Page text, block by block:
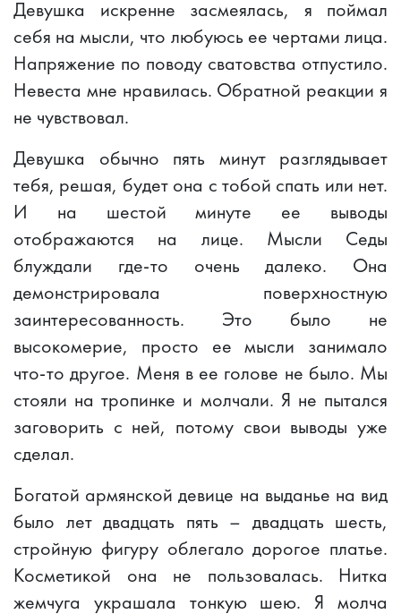
Девушка искренне засмеялась, я поймал
себя на мысли, что любуюсь ее чертами лица.
Напряжение по поводу сватовства отпустило.
Невеста мне нравилась. Обратной реакции я
не чувствовал.
Девушка обычно пять минут разглядывает
тебя, решая, будет она с тобой спать или нет.
И на шестой минуте ее выводы
отображаются на лице. Мысли Седы
блуждали где-то очень далеко. Она
демонстрировала поверхностную
заинтересованность. Это было не
высокомерие, просто ее мысли занимало
что-то другое. Меня в ее голове не было. Мы
стояли на тропинке и молчали. Я не пытался
заговорить с ней, потому свои выводы уже
сделал.
Богатой армянской девице на выданье на вид
было лет двадцать пять – двадцать шесть,
стройную фигуру облегало дорогое платье.
Косметикой она не пользовалась. Нитка
жемчуга украшала тонкую шею. Я молча